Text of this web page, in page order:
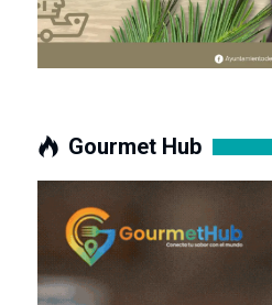
Gourmet Hub